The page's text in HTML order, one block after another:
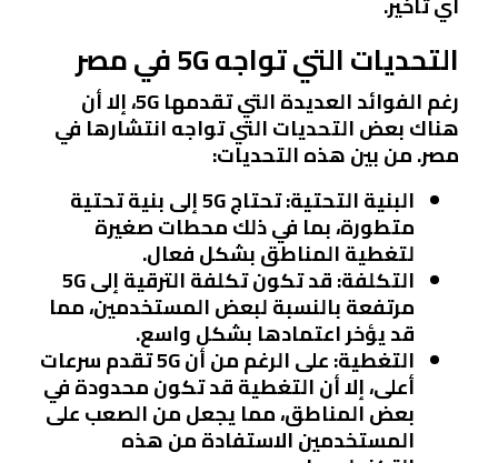
التحديات التي تواجه 5G في مصر
رغم الفوائد العديدة التي تقدمها 5G، إلا أن
هناك بعض التحديات التي تواجه انتشارها في
مصر. من بين هذه التحديات:
البنية التحتية
: تحتاج 5G إلى بنية تحتية
متطورة، بما في ذلك محطات صغيرة
لتغطية المناطق بشكل فعال.
التكلفة : قد تكون تكلفة الترقية إلى 5G
مرتفعة بالنسبة لبعض المستخدمين، مما
قد يؤخر اعتمادها بشكل واسع.
التغطية : على الرغم من أن 5G تقدم سرعات
أعلى، إلا أن التغطية قد تكون محدودة في
بعض المناطق، مما يجعل من الصعب على
المستخدمين الاستفادة من هذه